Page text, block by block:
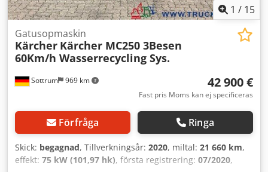
1 / 15
Sottrum 969 km
Gatusopmaskin
Kärcher Kärcher MC250 3Besen
60Km/h Wasserrecycling Sys.
42 900 €
Fast pris Moms kan ej specificeras
Förfråga Ringa
Skick: begagnad, Tillverkningsår: 2020, miltal: 21 660 km,
effekt: 75 kW (101,97 hk), första registrering: 07/2020,